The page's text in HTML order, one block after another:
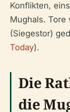
Konflikten,
Mughals. Tore
(Siegestor)
Today).
Die
die